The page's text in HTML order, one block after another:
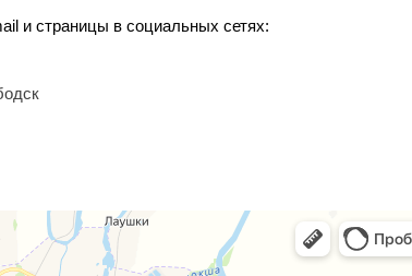
и страницы в социальных сетях: